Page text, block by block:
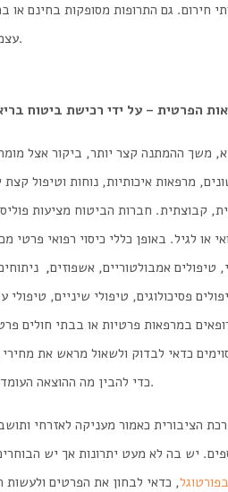
חירום. גם התרופות מסופקות בחינם או
עצמית נמוכה.
משך ההמתנה קצר יותר, ביקור אצל
קבוצתית. חברות הביטוח מציעות
לגיל. באופן כללי כיסוי רפואי פרטי
טיפולים אמבולטוריים, אשפוזים,
במרפאות פרטיות או בבתי חולים
כדאי לבדוק ולשאול מראש את מחירי
כדי להבין מה ההוצאה העומדת בפניכם.
הציבורית כאמור מעניקה לאזרחי
יש בה לא מעט יתרונות אך יש
בפורטוגל, כדאי לבחון את הפרטים